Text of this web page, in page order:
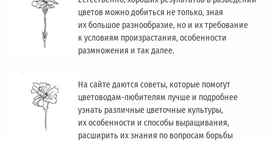
цветов можно добиться не только, зная
их большое разнообразие, но и их требование
к условиям произрастания, особенности
размножения и так далее.
На сайте даются советы, которые помогут
цветоводам-любителям лучше и подробнее
узнать различные цветочные культуры,
их особенности и способы выращивания,
расширить их знания по вопросам борьбы